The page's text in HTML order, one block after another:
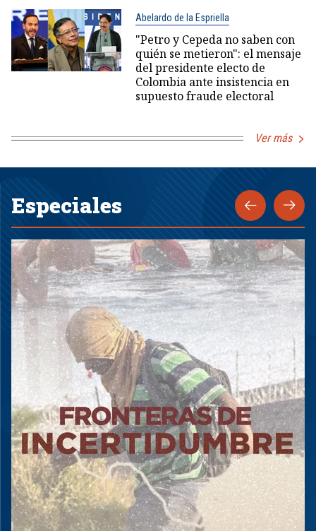
Abelardo de la Espriella
"Petro y Cepeda no saben con
quién se metieron": el mensaje
del presidente electo de
Colombia ante insistencia en
supuesto fraude electoral
Ver más
Especiales